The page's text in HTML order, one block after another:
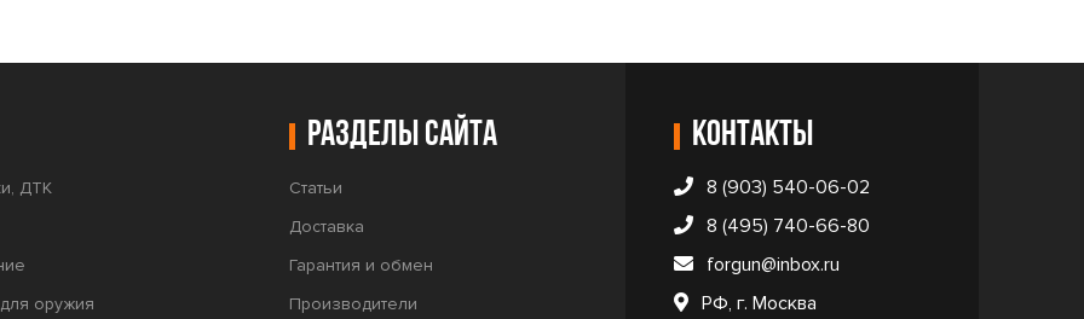
Контакты
8 (903) 540-06-02
8 (495) 740-66-80
forgun@inbox.ru
РФ, г. Москва
ДТК
оружия
Разделы сайта
Статьи
Доставка
Гарантия и обмен
Производители